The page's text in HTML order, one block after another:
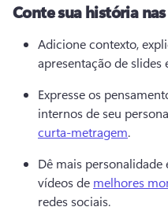
Conte sua história
Adicione contexto,
apresentação de slides
Expresse os
internos de seu
curta-metragem.
Dê mais
vídeos de melhores
redes sociais.